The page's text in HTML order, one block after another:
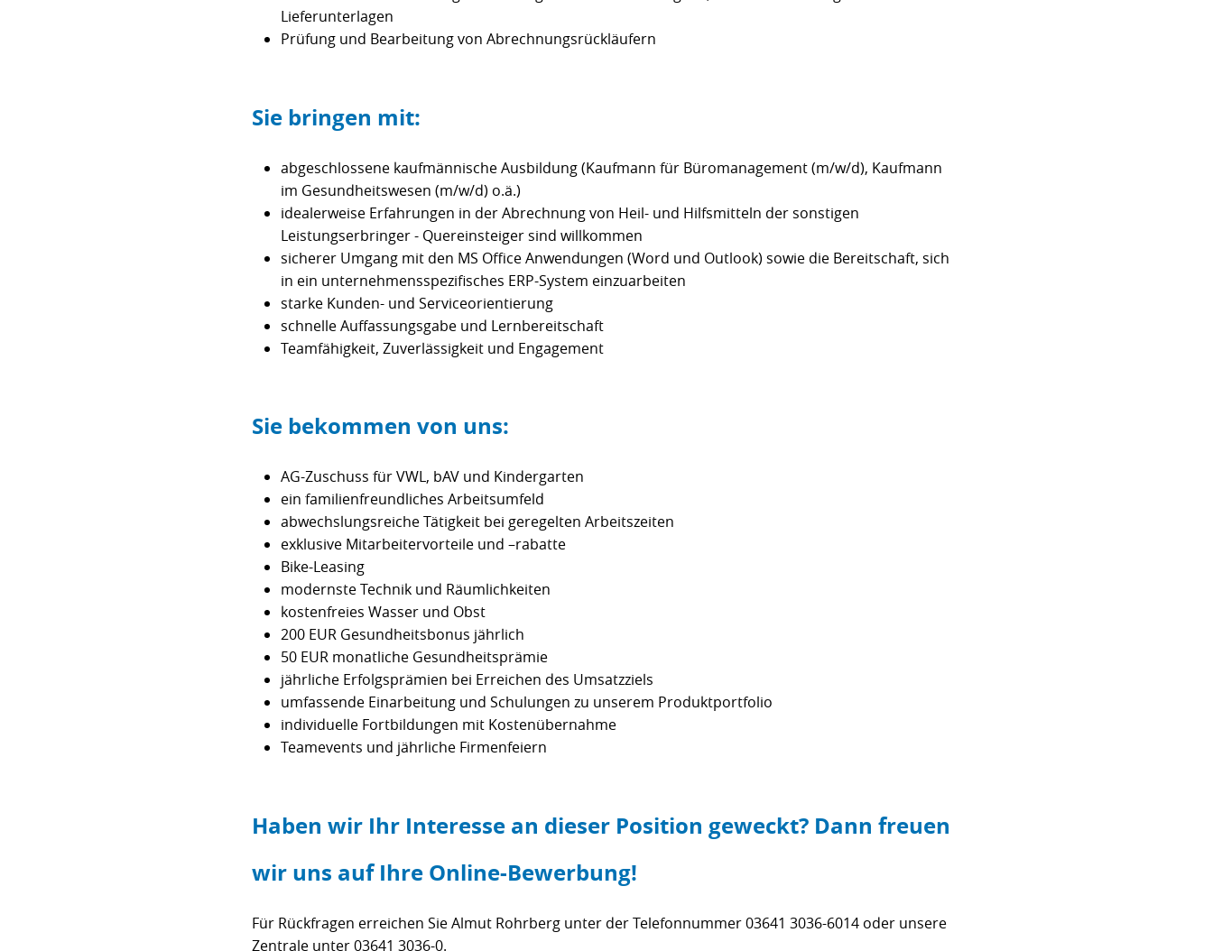
Lieferunterlagen
Prüfung und Bearbeitung von Abrechnungsrückläufern
Sie bringen mit:
abgeschlossene kaufmännische Ausbildung (Kaufmann für Büromanagement (m/w/d), Kaufmann
im Gesundheitswesen (m/w/d) o.ä.)
idealerweise Erfahrungen in der Abrechnung von Heil- und Hilfsmitteln der sonstigen
Leistungserbringer - Quereinsteiger sind willkommen
sicherer Umgang mit den MS Office Anwendungen (Word und Outlook) sowie die Bereitschaft, sich
in ein unternehmensspezifisches ERP-System einzuarbeiten
starke Kunden- und Serviceorientierung
schnelle Auffassungsgabe und Lernbereitschaft
Teamfähigkeit, Zuverlässigkeit und Engagement
Sie bekommen von uns:
AG-Zuschuss für VWL, bAV und Kindergarten
ein familienfreundliches Arbeitsumfeld
abwechslungsreiche Tätigkeit bei geregelten Arbeitszeiten
exklusive Mitarbeitervorteile und –rabatte
Bike-Leasing
modernste Technik und Räumlichkeiten
kostenfreies Wasser und Obst
200 EUR Gesundheitsbonus jährlich
50 EUR monatliche Gesundheitsprämie
jährliche Erfolgsprämien bei Erreichen des Umsatzziels
umfassende Einarbeitung und Schulungen zu unserem Produktportfolio
individuelle Fortbildungen mit Kostenübernahme
Teamevents und jährliche Firmenfeiern
Haben wir Ihr Interesse an dieser Position geweckt? Dann freuen
wir uns auf Ihre Online-Bewerbung!
Für Rückfragen erreichen Sie Almut Rohrberg unter der Telefonnummer 03641 3036-6014 oder unsere
Zentrale unter 03641 3036-0.